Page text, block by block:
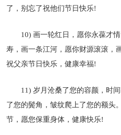
了，别忘了祝他们节日快乐!
10) 画一轮红日，愿你永葆才
寿，画一条江河，愿你财源滚滚，
祝父亲节日快乐，健康幸福!
11) 岁月沧桑了您的容颜，时
了您的鬓角，皱纹爬上了您的额头
节，愿您保重身体，健康快乐!